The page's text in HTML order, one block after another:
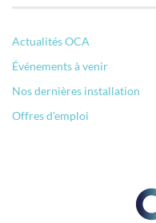
Actualités OCA
Événements à venir
Nos dernières installation
Offres d'emploi